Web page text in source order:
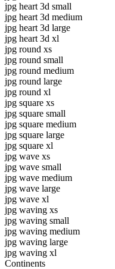
jpg heart 3d small
jpg heart 3d medium
jpg heart 3d large
jpg heart 3d xl
jpg round xs
jpg round small
jpg round medium
jpg round large
jpg round xl
jpg square xs
jpg square small
jpg square medium
jpg square large
jpg square xl
jpg wave xs
jpg wave small
jpg wave medium
jpg wave large
jpg wave xl
jpg waving xs
jpg waving small
jpg waving medium
jpg waving large
jpg waving xl
Continents